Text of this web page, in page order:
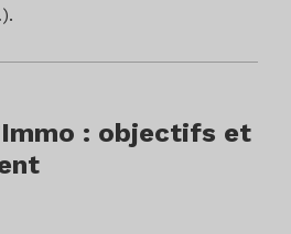
: objectifs et